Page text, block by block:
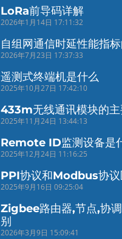
LoRa前导码详解
2026年1月14日 17:11:32
自组网通信时延性能指
2026年7月23日 17:37:33
遥测式终端机是什么
2025年10月27日 17:42:10
433m无线通讯模块的主
2025年11月24日 13:44:13
Remote ID监测设备是
2025年12月24日 11:16:25
PPI协议和Modbus协议
2025年9月16日 09:25:04
Zigbee路由器,节点,协
别
2026年3月9日 15:09:41